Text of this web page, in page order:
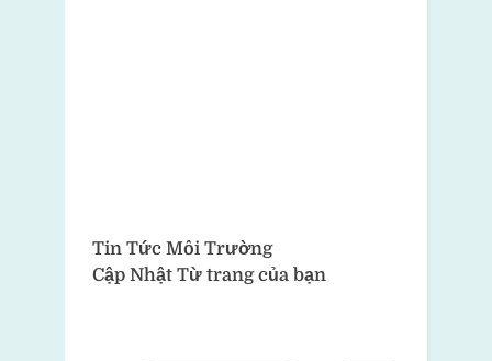
Tin Tức Môi Trường
Cập Nhật Từ trang của bạn